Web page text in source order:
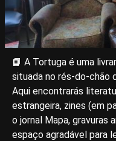
📙 A Tortuga é uma
situada no rés-do-chão
Aqui encontrarás
estrangeira, zines (em
o jornal Mapa, gravuras
espaço agradável